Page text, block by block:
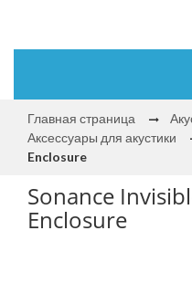
Главная страница
Аксессуары для акустики
Enclosure
Sonance
Enclosure